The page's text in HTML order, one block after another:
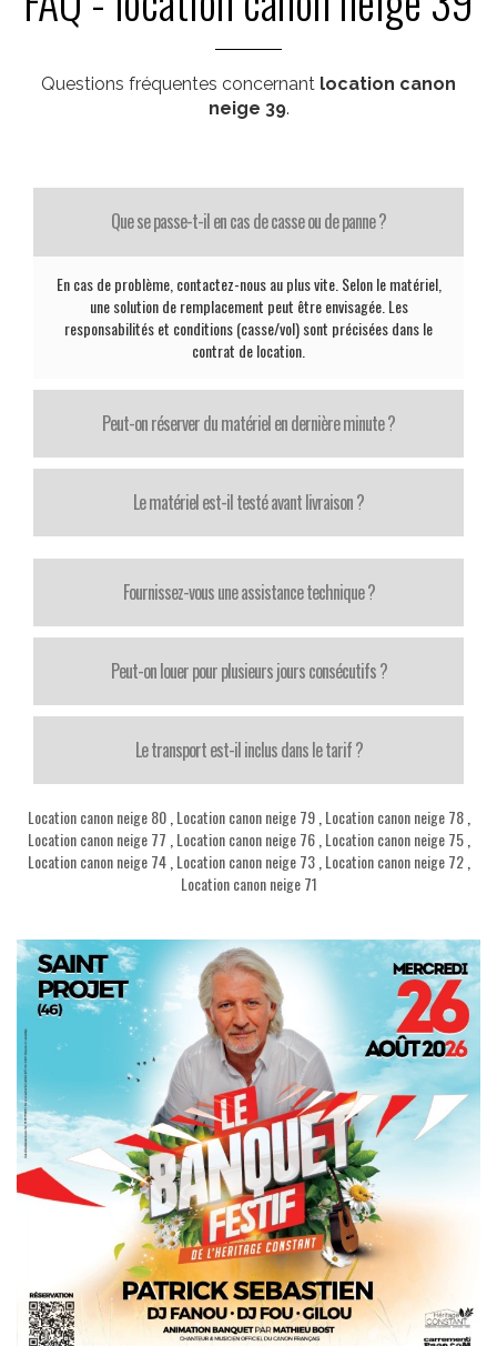
Questions fréquentes concernant location canon
neige 39.
Que se passe-t-il en cas de casse ou de panne ?
En cas de problème, contactez-nous au plus vite. Selon le matériel,
une solution de remplacement peut être envisagée. Les
responsabilités et conditions (casse/vol) sont précisées dans le
contrat de location.
Peut-on réserver du matériel en dernière minute ?
Le matériel est-il testé avant livraison ?
Fournissez-vous une assistance technique ?
Peut-on louer pour plusieurs jours consécutifs ?
Le transport est-il inclus dans le tarif ?
Location canon neige 80, Location canon neige 79, Location canon neige 78,
Location canon neige 77 Location canon neige 76, Location canon neige 75,
Location canon neige 74, Location canon neige 73, Location canon neige 72,
Location canon neige 71